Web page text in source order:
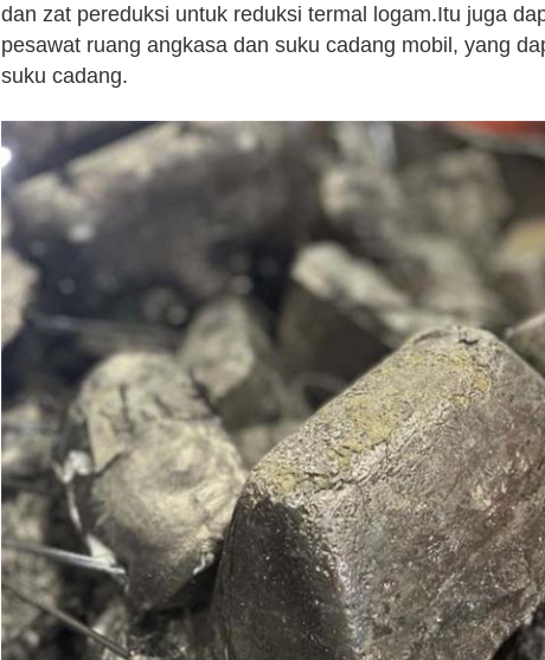
dan zat pereduksi untuk reduksi termal logam.Itu juga
pesawat ruang angkasa dan suku cadang mobil, yang
suku cadang.